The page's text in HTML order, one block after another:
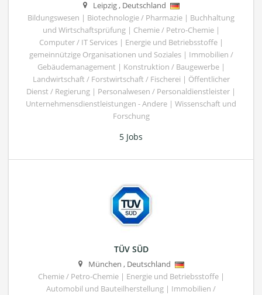
Leipzig, Deutschland
Bildungswesen | Biotechnologie / Pharmazie | Buchhaltung
und Wirtschaftsprüfung | Chemie / Petro-Chemie |
Computer / IT Services | Energie und Betriebsstoffe |
gemeinnützige Organisationen und Soziales | Immobilien /
Gebäudemanagement | Konstruktion / Baugewerbe |
Landwirtschaft / Forstwirtschaft / Fischerei | Öffentlicher
Dienst / Regierung | Personalwesen / Personaldienstleister |
Unternehmensdienstleistungen - Andere | Wissenschaft und
Forschung
5 Jobs
TÜV SÜD
München , Deutschland
Chemie / Petro-Chemie | Energie und Betriebsstoffe |
Automobil und Bauteilherstellung | Immobilien /